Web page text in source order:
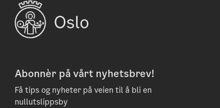
Abonnèr på vårt nyhetsbrev!
Få tips og nyheter på veien til å bli en
nullutslippsby